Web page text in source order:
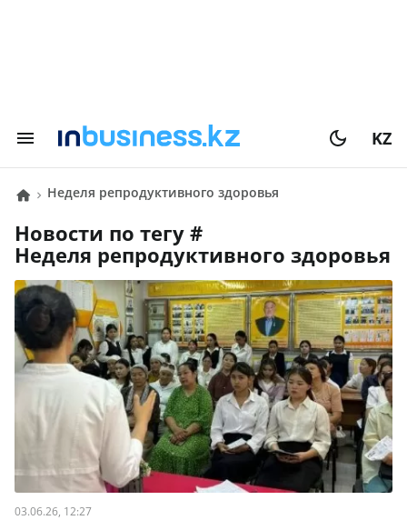
KZ
неделя репродуктивного здоровья
Новости по тегу #
неделя репродуктивного здоровья
03.06.26, 12:27